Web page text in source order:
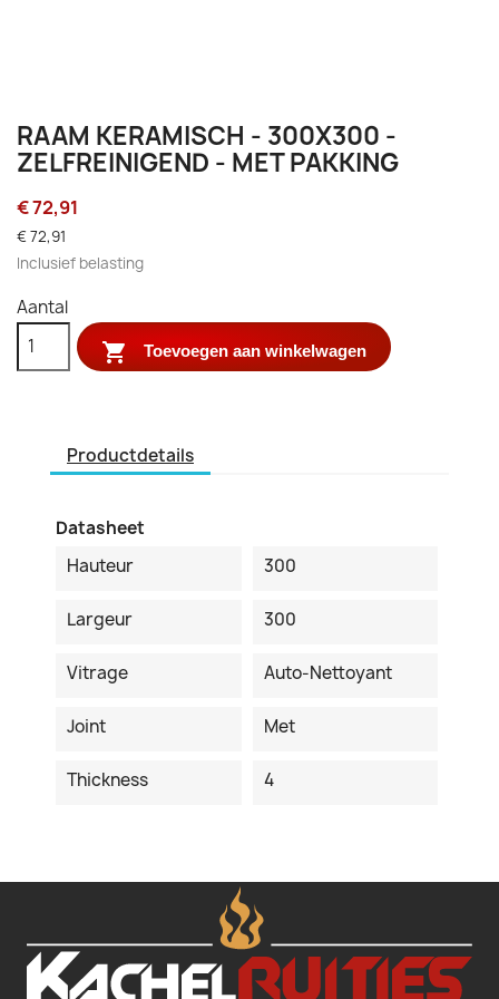
RAAM KERAMISCH - 300X300 -
ZELFREINIGEND - MET PAKKING
€ 72,91
€ 72,91
Inclusief belasting
Aantal
 Toevoegen aan winkelwagen
Productdetails
Datasheet
Hauteur
300
Largeur 300
Vitrage Auto-Nettoyant
Joint Met
Thickness 4